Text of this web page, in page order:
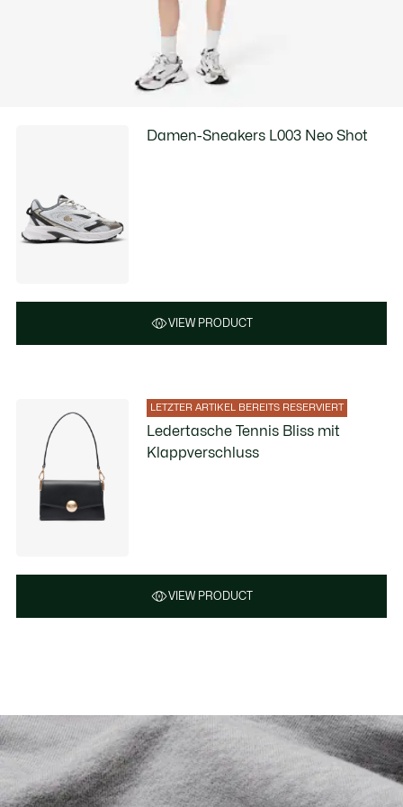
Damen-Sneakers L003 Neo Shot
VIEW PRODUCT
LETZTER ARTIKEL BEREITS RESERVIERT
Ledertasche Tennis Bliss mit
Klappverschluss
VIEW PRODUCT